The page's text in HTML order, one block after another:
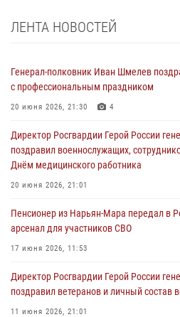
ЛЕНТА НОВОСТЕЙ
Генерал-полковник Иван Шмелев
с профессиональным праздником
20 июня 2026, 21:30 4
Директор Росгвардии Герой России
поздравил военнослужащих,
Днём медицинского работника
20 июня 2026, 21:01
Пенсионер из Нарьян-Мара передал в
арсенал для участников СВО
17 июня 2026, 11:53
Директор Росгвардии Герой России
поздравил ветеранов и личный состав
11 июня 2026, 21:01